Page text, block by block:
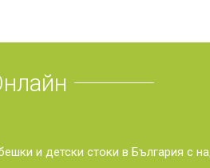
и детски стоки в България с